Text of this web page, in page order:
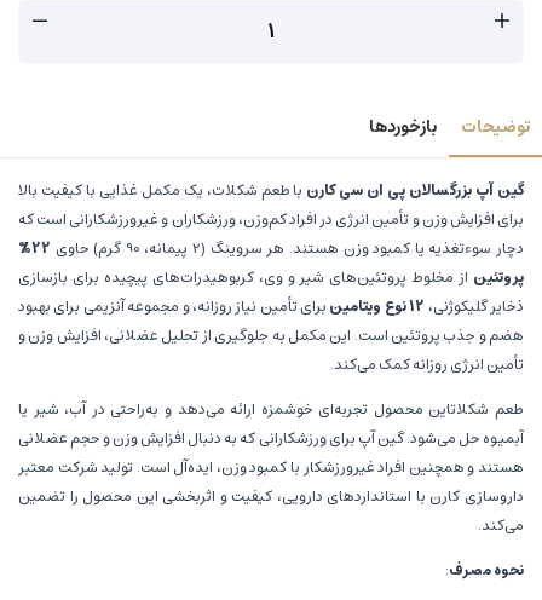
توضیحات بازخوردها
گین آپ بزرگسالان پی ان سی کارن با طعم شکلات، یک مکمل غذایی با کیفیت بالا
برای افزایش وزن و تأمین انرژی در افراد کم‌وزن، ورزشکاران و غیرورزشکارانی است که
دچار سوءتغذیه یا کمبود وزن هستند. هر سروینگ (2 پیمانه، 90 گرم) حاوی
22%
پروتئین از مخلوط پروتئین‌های شیر و وی، کربوهیدرات‌های پیچیده برای بازسازی
ذخایر گلیکوژنی، 12نوع ویتامینبرای تأمین نیاز روزانه، و مجموعه آنزیمی برای بهبود
هضم و جذب پروتئین است. این مکمل به جلوگیری از تحلیل عضلانی، افزایش وزن و
تأمین انرژی روزانه کمک می‌کند.
طعم شکلاتاین محصول تجربه‌ای خوشمزه ارائه می‌دهد و به‌راحتی در آب، شیر یا
آبمیوه حل می‌شود. گین آپ برای ورزشکارانی که به دنبال افزایش وزن و حجم عضلانی
هستند و همچنین افراد غیرورزشکار با کمبود وزن، ایده‌آل است. تولید شرکت معتبر
داروسازی کارن با استانداردهای دارویی، کیفیت و اثربخشی این محصول را تضمین
می‌کند.
نحوه مصرف: